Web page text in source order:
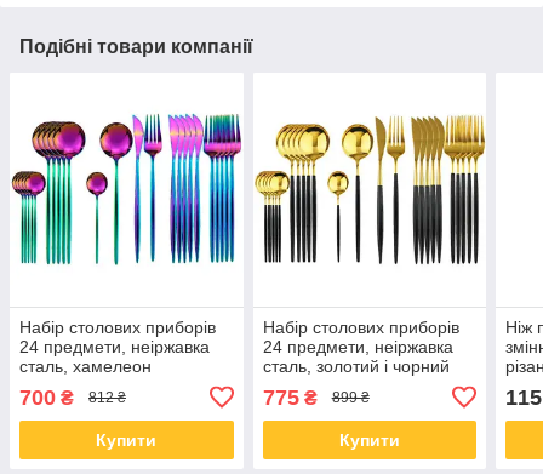
Подібні товари компанії
Набір столових приборів
24 предмети, неіржавка
сталь, хамелеон
700 ₴ 812 ₴
Купити
Набір столових приборів
24 предмети, неіржавка
сталь, золотий і чорний
775₴ 899 ₴
Купити
Ніж
115